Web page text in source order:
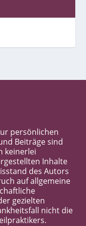
persönlichen
Beiträge sind
keinerlei
Inhalte
des Autors
auf allgemeine
gezielten
nicht die